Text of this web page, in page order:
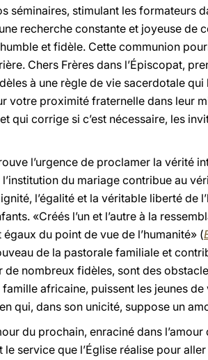
séminaires, stimulant les formateurs
recherche constante et joyeuse de
et fidèle. Cette communion
Chers Frères dans l’Épiscopat,
à une règle de vie sacerdotale
votre proximité fraternelle dans leur
qui corrige si c’est nécessaire, les
l’urgence de proclamer la vérité
du mariage contribue au
l’égalité et la véritable liberté de
«Créés l’un et l’autre à la
du point de vue de l’humanité» (
de la pastorale familiale et
nombreux fidèles, sont des
africaine, puissent les jeunes
qui, dans son unicité, suppose un
du prochain, enraciné dans
le service que l’Église réalise pour